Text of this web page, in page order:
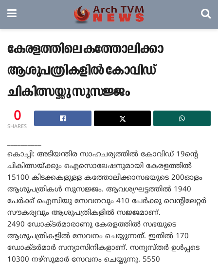
കേരളത്തിലെ കത്തോലിക്കാ
ആശുപത്രികളില്‍ കോവിഡ്
ചികിത്സയ്ക്കു സുസജ്ജം
0
SHARES
__________
കൊച്ചി: അടിയന്തിര സാഹചര്യത്തില്‍ കോവിഡ് 19ന്റെ
ചികിത്സയ്ക്കും ഐസൊലേഷനുമായി കേരളത്തില്‍
15100 കിടക്കകളുള്ള കത്തോലിക്കാസഭയുടെ 200ഓളം
ആശുപത്രികള്‍ സുസജ്ജം. ആവശ്യഘട്ടത്തില്‍ 1940
പേര്‍ക്ക് ഐസിയു സേവനവും 410 പേര്‍ക്കു വെന്റിലേറ്റര്‍
സൗകര്യവും ആശുപത്രികളില്‍ സജ്ജമാണ്.
2490 ഡോക്ടര്‍മാരാണു കേരളത്തില്‍ സഭയുടെ
ആശുപത്രികളില്‍ സേവനം ചെയ്യുന്നത്. ഇതില്‍ 170
ഡോക്ടര്‍മാര്‍ സന്യാസിനികളാണ്. സന്യസ്തര്‍ ഉള്‍പ്പടെ
10300 നഴ്‌സുമാര്‍ സേവനം ചെയ്യുന്നു. 5550